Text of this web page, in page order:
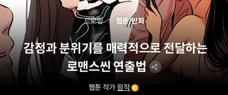
감정과 분위기를 매력적으로 전달하는
로맨스씬 연출법
웹툰 작가 람작
드로잉 웹툰/만화